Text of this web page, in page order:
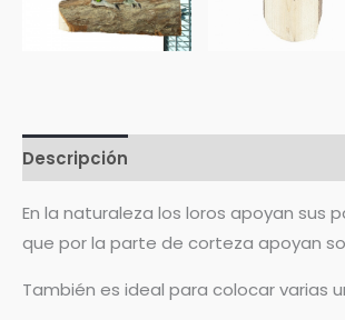
Descripción
En la naturaleza los loros apoyan sus
que por la parte de corteza apoyan
También es ideal para colocar varias